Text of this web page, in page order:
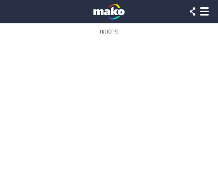
פרסומת